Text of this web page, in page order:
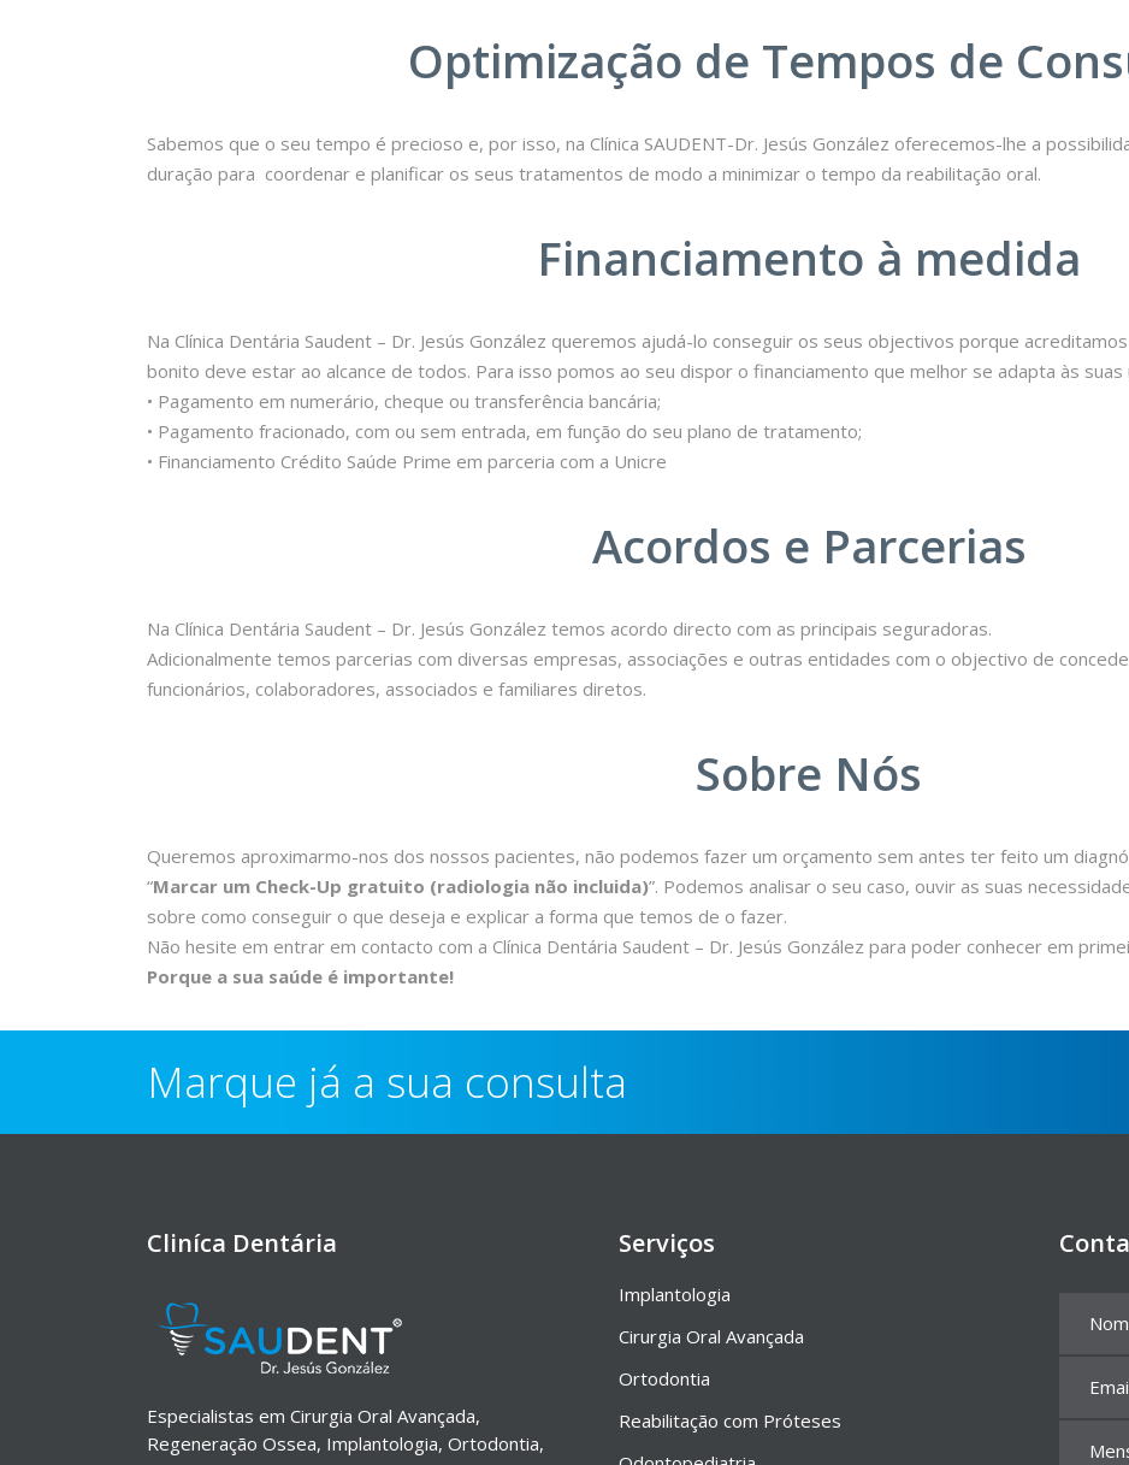
Optimização de Tempos de
Sabemos que o seu tempo é precioso e, por isso, na Clínica SAUDENT-Dr. Jesús González oferecemos-lhe a
duração para coordenar e planificar os seus tratamentos de modo a minimizar o tempo da reabilitação oral.
Financiamento à medida
Na Clínica Dentária Saudent – Dr. Jesús González queremos ajudá-lo conseguir os seus objectivos porque
bonito deve estar ao alcance de todos. Para isso pomos ao seu dispor o financiamento que melhor se adapta às suas
• Pagamento em numerário, cheque ou transferência bancária;
• Pagamento fracionado, com ou sem entrada, em função do seu plano de tratamento;
• Financiamento Crédito Saúde Prime em parceria com a Unicre
Acordos e Parcerias
Na Clínica Dentária Saudent – Dr. Jesús González temos acordo directo com as principais seguradoras.
Adicionalmente temos parcerias com diversas empresas, associações e outras entidades com o objectivo de
funcionários, colaboradores, associados e familiares diretos.
Sobre Nós
Queremos aproximarmo-nos dos nossos pacientes, não podemos fazer um orçamento sem antes ter feito um
“Marcar um Check-Up gratuito (radiologia não incluida)”. Podemos analisar o seu caso, ouvir as suas
sobre como conseguir o que deseja e explicar a forma que temos de o fazer.
Não hesite em entrar em contacto com a Clínica Dentária Saudent – Dr. Jesús González para poder conhecer em
Porque a sua saúde é importante!
Marque já a sua consulta
Cliníca Dentária
Especialistas em Cirurgia Oral Avançada,
Regeneração Ossea, Implantologia, Ortodontia,
Serviços
Implantologia
Cirurgia Oral Avançada
Ortodontia
Reabilitação com Próteses